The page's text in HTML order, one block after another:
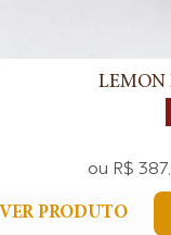
LEMON
ou R$ 387
VER PRODUTO